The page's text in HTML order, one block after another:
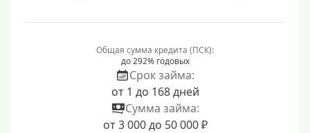
Общая сумма кредита (ПСК):
до 292% годовых
Срок займа:
от 1 до 168 дней
Сумма займа:
от 3 000 до 50 000 ₽